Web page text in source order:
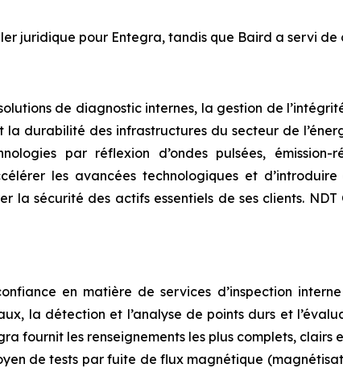
juridique pour Entegra, tandis que Baird a servi de
de diagnostic internes, la gestion de
durabilité des infrastructures du secteur de
par réflexion d’ondes pulsées, émission-
les avancées technologiques et
la sécurité des actifs essentiels de ses clients.
en matière de services d’inspection
la détection et l’analyse de points durs et
fournit les renseignements les plus complets, clairs
de tests par fuite de flux magnétique